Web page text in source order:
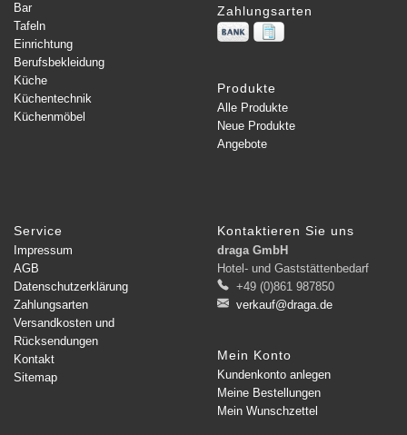
Bar
Tafeln
Einrichtung
Berufsbekleidung
Küche
Küchentechnik
Küchenmöbel
Zahlungsarten
Produkte
Alle Produkte
Neue Produkte
Angebote
Service
Impressum
AGB
Datenschutzerklärung
Zahlungsarten
Versandkosten und
Rücksendungen
Kontakt
Sitemap
Kontaktieren Sie uns
draga GmbH
Hotel- und Gaststättenbedarf
+49 (0)861 987850
verkauf@draga.de
Mein Konto
Kundenkonto anlegen
Meine Bestellungen
Mein Wunschzettel